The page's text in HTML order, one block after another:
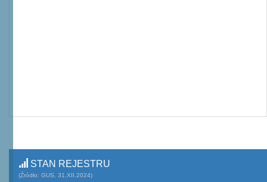
STAN REJESTRU
(Źródło: GUS, 31.XII.2024)